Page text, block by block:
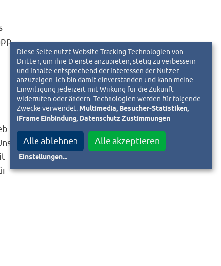
Diese Seite nutzt Website Tracking-Technologien von
Dritten, um ihre Dienste anzubieten, stetig zu verbessern
und Inhalte entsprechend der Interessen der Nutzer
anzuzeigen. Ich bin damit einverstanden und kann meine
Einwilligung jederzeit mit Wirkung für die Zukunft
widerrufen oder ändern. Technologien werden für folgende
Zwecke verwendet:Multimedia, Besucher-Statistiken,
iFrame Einbindung, Datenschutz Zustimmungen
Alle ablehnen Alle akzeptieren
Einstellungen...